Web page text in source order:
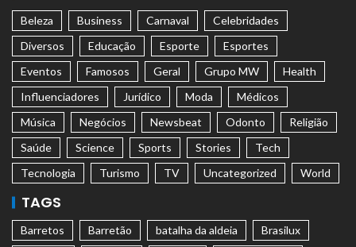
Beleza Business Carnaval
Celebridades
Diversos
Educação Esporte
Esportes
Eventos
Famosos Geral Grupo MW
Health
Influenciadores
Jurídico Moda
Médicos
Música
Negócios Newsbeat Odonto
Religião
Saúde
Science Sports Stories
Tech
Tecnologia
Turismo TV Uncategorized World
TAGS
Barretos Barretão batalha da aldeia
Brasilux